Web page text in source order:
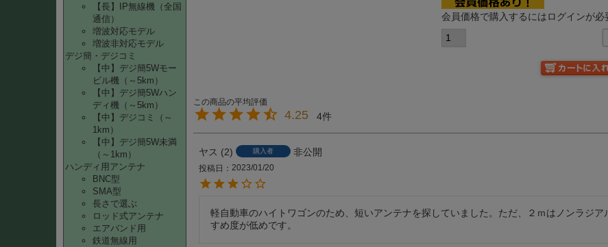
【長】IP無線機（全国
通信）
増波対応モデル
増波非対応モデル
デジ簡・デジコミ
【中】デジ簡5Wモー
ビル機（～5km）
【中】デジ簡5Wハン
ディ機（～5km）
【中】デジコミ（～
1km）
【中】デジ簡5W未満
（～1km）
ハンディ用アンテナ
BNC型
SMA型
長さで選ぶ
ロッド式アンテナ
エアバンド用
鉄道無線用
会員価格で購入するにはログインが必
4.25 4
ヤス 2 購入者 非公開
投稿日 2023/01/20
軽自動車のハイトワゴンのため、短いアンテナを探していました。ただ、２ｍはノンラジア
すめ度が低めです。